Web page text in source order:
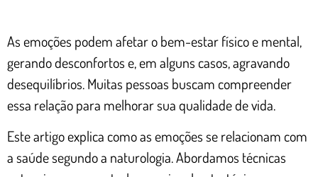
As emoções podem afetar o bem-estar físico e mental,
gerando desconfortos e, em alguns casos, agravando
desequilíbrios. Muitas pessoas buscam compreender
essa relação para melhorar sua qualidade de vida.
Este artigo explica como as emoções se relacionam com
a saúde segundo a naturologia. Abordamos técnicas